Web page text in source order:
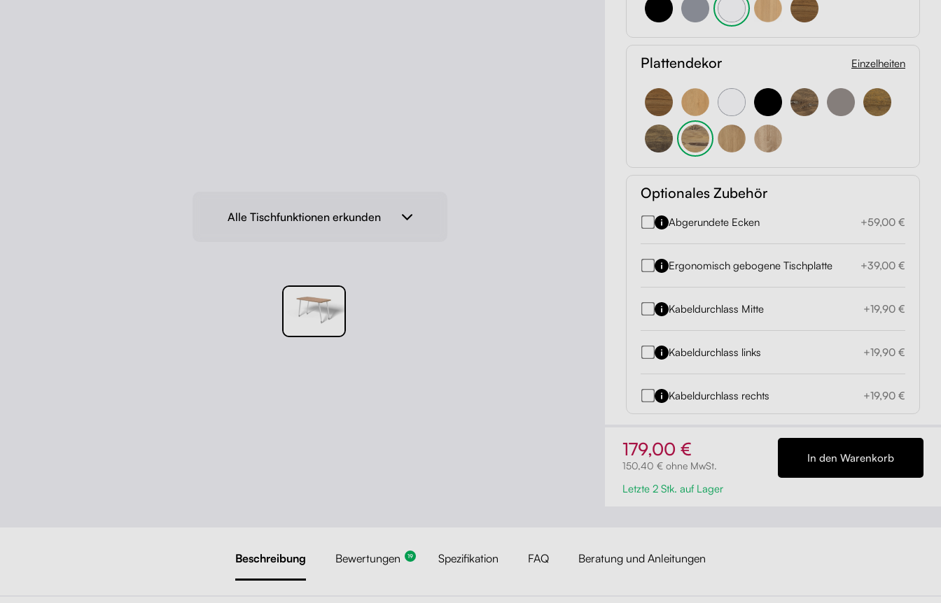
Alle Tischfunktionen erkunden
Plattendekor Einzelheiten
Optionales Zubehör
Abgerundete Ecken +59,00 €
Ergonomisch gebogene Tischplatte +39,00 €
Kabeldurchlass Mitte +19,90 €
Kabeldurchlass links +19,90 €
Kabeldurchlass rechts +19,90 €
179,00 €
150,40 € ohne MwSt.
Letzte 2 Stk. auf Lager
Beschreibung Bewertungen 19 Spezifikation FAQ Beratung und Anleitungen